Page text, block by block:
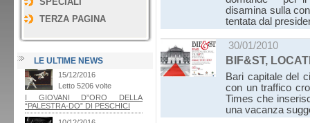
TERZA PAGINA
LE ULTIME NEWS
disamina sulla
tentata dal
30/01/2010
BIF&ST,
Bari capitale del
con un traffico
Times che
una vacanza